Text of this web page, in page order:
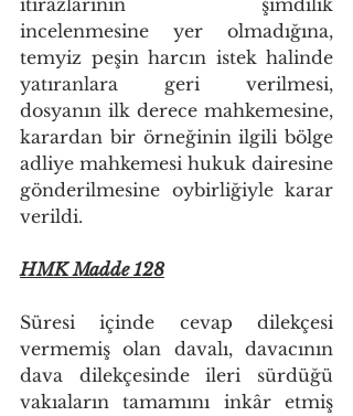
itirazlarının şimdilik
incelenmesine yer olmadığına,
temyiz peşin harcın istek halinde
yatıranlara geri verilmesi,
dosyanın ilk derece mahkemesine,
karardan bir örneğinin ilgili bölge
adliye mahkemesi hukuk dairesine
gönderilmesine oybirliğiyle karar
verildi.
HMK Madde 128
Süresi içinde cevap dilekçesi
vermemiş olan davalı, davacının
dava dilekçesinde ileri sürdüğü
vakıaların tamamını inkâr etmiş